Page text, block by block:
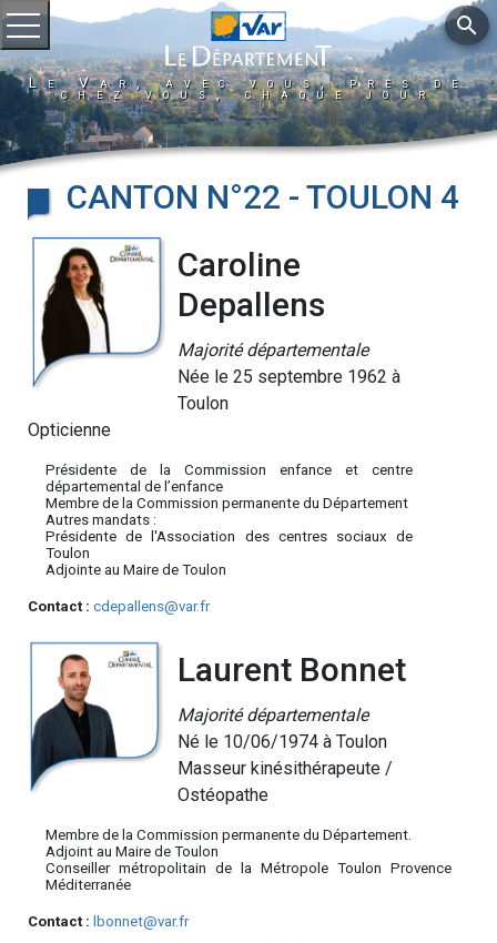
Ouvrir le menu
Le Var, avec vous, près de
chez vous, chaque jour
search
CANTON N°22 - TOULON 4
Caroline
Depallens
Majorité départementale
Née le 25 septembre 1962 à
Toulon
Opticienne
Présidente de la Commission enfance et centre
départemental de l’enfance
Membre de la Commission permanente du Département
Autres mandats :
Présidente de l'Association des centres sociaux de
Toulon
Adjointe au Maire de Toulon
Contact : cdepallens@var.fr
Laurent Bonnet
Majorité départementale
Né le 10/06/1974 à Toulon
Masseur kinésithérapeute /
Ostéopathe
Membre de la Commission permanente du Département.
Adjoint au Maire de Toulon
Conseiller métropolitain de la Métropole Toulon Provence
Méditerranée
Contact : lbonnet@var.fr